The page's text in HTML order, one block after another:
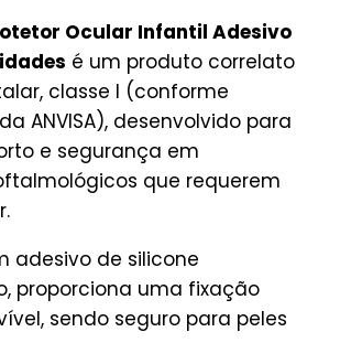
Ocular Infantil Adesivo
é um produto correlato
classe I (conforme
ANVISA), desenvolvido para
e segurança em
que requerem
adesivo de silicone
proporciona uma fixação
sendo seguro para peles